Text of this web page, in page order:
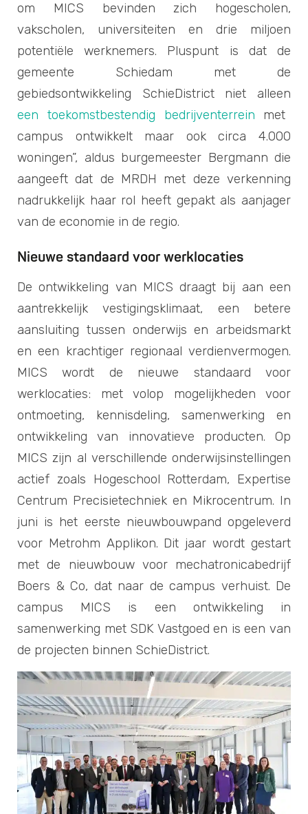
om MICS bevinden zich hogescholen,
vakscholen, universiteiten en drie miljoen
potentiële werknemers. Pluspunt is dat de
gemeente Schiedam met de
gebiedsontwikkeling SchieDistrict niet alleen
een toekomstbestendig bedrijventerrein met
campus ontwikkelt maar ook circa 4.000
woningen”, aldus burgemeester Bergmann die
aangeeft dat de MRDH met deze verkenning
nadrukkelijk haar rol heeft gepakt als aanjager
van de economie in de regio.
Nieuwe standaard voor werklocaties
De ontwikkeling van MICS draagt bij aan een
aantrekkelijk vestigingsklimaat, een betere
aansluiting tussen onderwijs en arbeidsmarkt
en een krachtiger regionaal verdienvermogen.
MICS wordt de nieuwe standaard voor
werklocaties: met volop mogelijkheden voor
ontmoeting, kennisdeling, samenwerking en
ontwikkeling van innovatieve producten. Op
MICS zijn al verschillende onderwijsinstellingen
actief zoals Hogeschool Rotterdam, Expertise
Centrum Precisietechniek en Mikrocentrum. In
juni is het eerste nieuwbouwpand opgeleverd
voor Metrohm Applikon. Dit jaar wordt gestart
met de nieuwbouw voor mechatronicabedrijf
Boers & Co, dat naar de campus verhuist. De
campus MICS is een ontwikkeling in
samenwerking met SDK Vastgoed en is een van
de projecten binnen SchieDistrict.